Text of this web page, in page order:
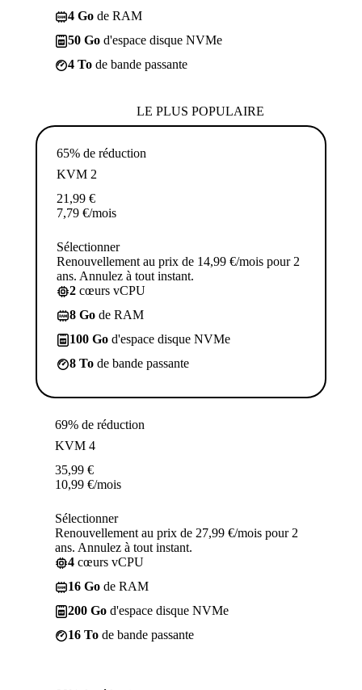
4 Go de RAM
50 Go d'espace disque NVMe
4 To de bande passante
LE PLUS POPULAIRE
65% de réduction
KVM 2
21,99 €
7,79 €/mois
Sélectionner
Renouvellement au prix de 14,99 €/mois pour 2
ans. Annulez à tout instant.
2 cœurs vCPU
8 Go de RAM
100 Go d'espace disque NVMe
8 To de bande passante
69% de réduction
KVM 4
35,99 €
10,99 €/mois
Sélectionner
Renouvellement au prix de 27,99 €/mois pour 2
ans. Annulez à tout instant.
4 cœurs vCPU
16 Go de RAM
200 Go d'espace disque NVMe
16 To de bande passante